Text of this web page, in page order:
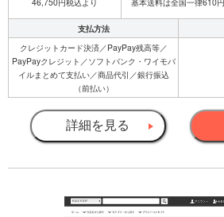
支払方法
クレジットカード決済／PayPay残高等／
PayPayクレジット／ソフトバンク・ワイモバ
イルまとめて支払い／商品代引／銀行振込
（前払い）
詳細を見る